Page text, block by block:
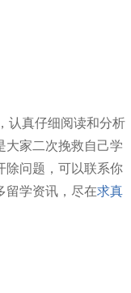
认真仔细阅读和分析
大家二次挽救自己学
除问题，可以联系你
留学资讯，尽在求真